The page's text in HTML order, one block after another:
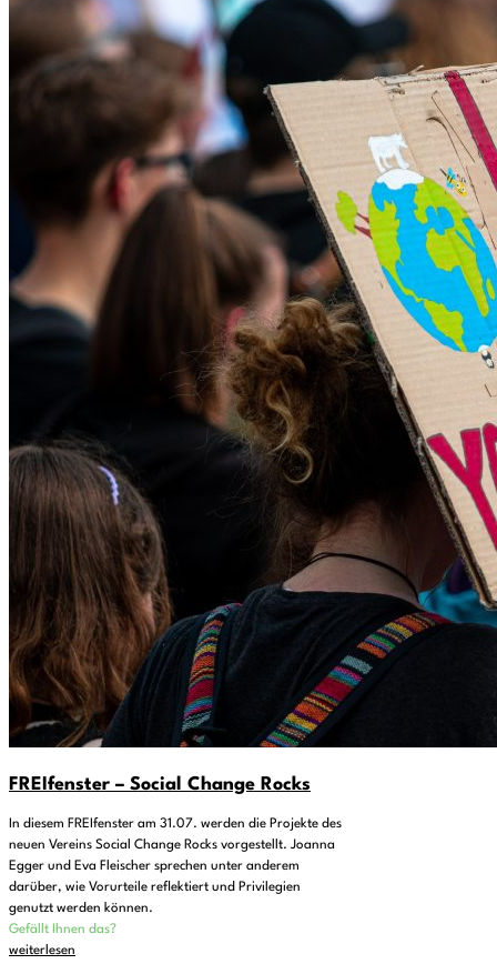
FREIfenster – Social Change Rocks
In diesem FREIfenster am 31.07. werden die Projekte des
neuen Vereins Social Change Rocks vorgestellt. Joanna
Egger und Eva Fleischer sprechen unter anderem
darüber, wie Vorurteile reflektiert und Privilegien
genutzt werden können.
Gefällt Ihnen das?
weiterlesen